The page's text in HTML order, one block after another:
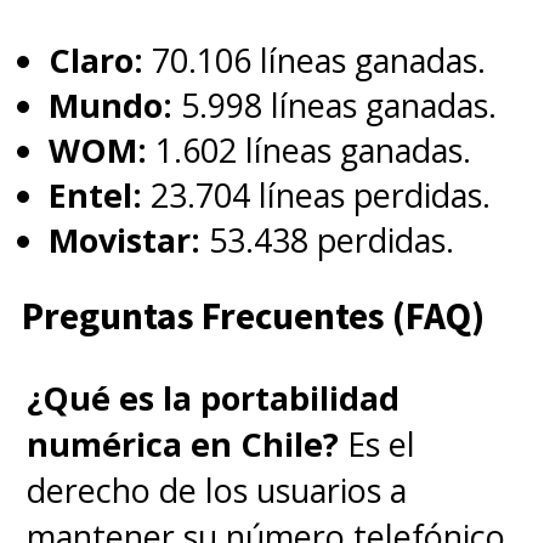
Claro: 70.106 líneas ganadas.
Mundo: 5.998 líneas ganadas.
WOM: 1.602 líneas ganadas.
Entel: 23.704 líneas perdidas.
Movistar: 53.438 perdidas.
Preguntas Frecuentes (FAQ)
¿Qué es la portabilidad
numérica en Chile? Es el
derecho de los usuarios a